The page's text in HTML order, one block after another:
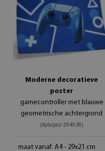
Moderne decoratieve
poster
gamecontroller met blauwe
geometrische achtergrond
(#plaipoz-294938)
maat vanaf: A4 - 29x21 cm